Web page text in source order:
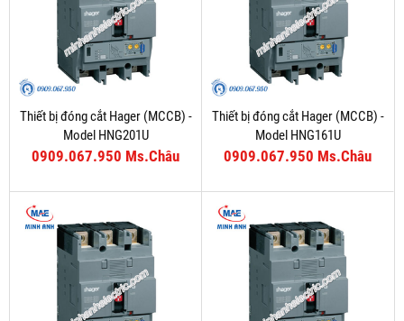
Thiết bị đóng cắt Hager (MCCB) -
Model HNG201U
0909.067.950 Ms.Châu
Thiết bị đóng cắt Hager (MCCB) -
Model HNG161U
0909.067.950 Ms.Châu